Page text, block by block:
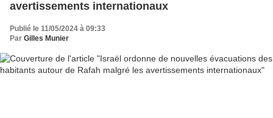
avertissements internationaux
Publié le 11/05/2024 à 09:33
Par Gilles Munier